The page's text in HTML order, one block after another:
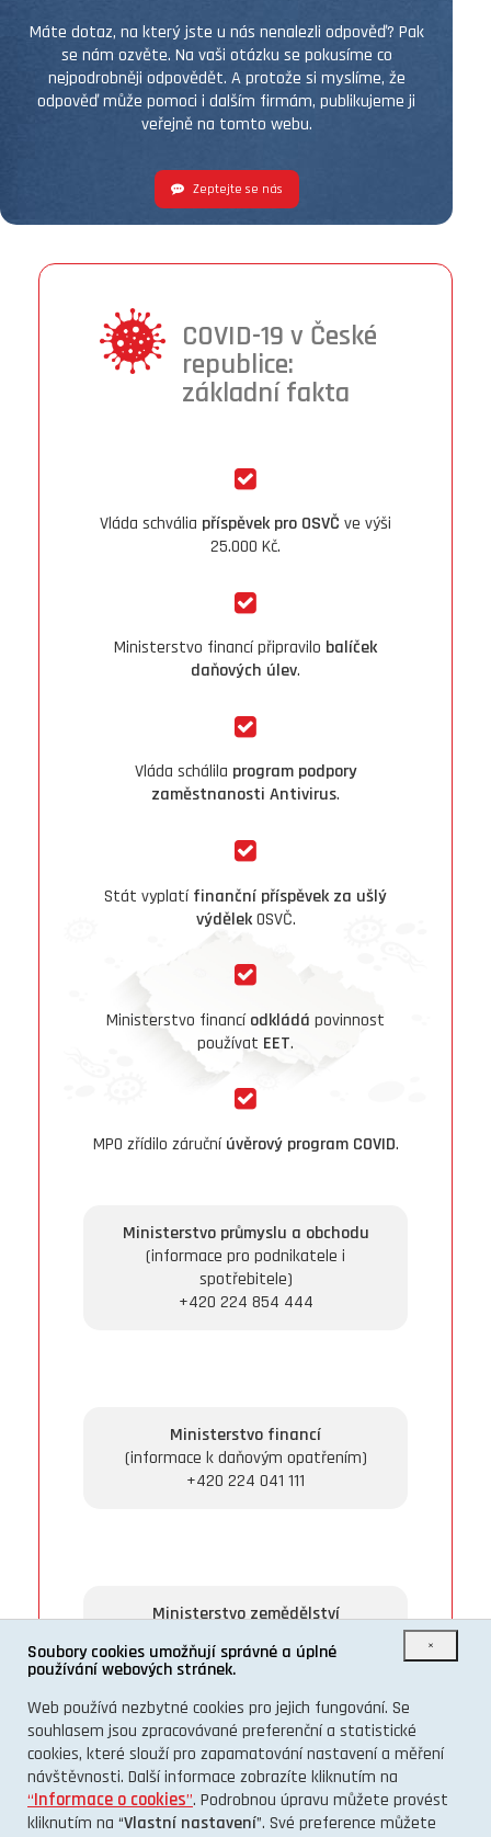
Máte dotaz, na který jste u nás nenalezli odpověď? Pak
se nám ozvěte. Na vaši otázku se pokusíme co
nejpodrobněji odpovědět. A protože si myslíme, že
odpověď může pomoci i dalším firmám, publikujeme ji
veřejně na tomto webu.
Zeptejte se nás
COVID-19 v České
republice:
základní fakta
Vláda schvália příspěvek pro OSVČ ve výši
25.000 Kč.
Ministerstvo financí připravilo balíček
daňových úlev.
Vláda schálila program podpory
zaměstnanosti Antivirus.
Stát vyplatífinanční příspěvek za ušlý
výdělekOSVČ.
Ministerstvo financíodkládá povinnost
používat EET.
MPO zřídilo záručníúvěrový program COVID.
Ministerstvo průmyslu a obchodu
(informace pro podnikatele i
spotřebitele)
+420 224 854 444
Ministerstvo financí
(informace k daňovým opatřením)
+420 224 041 111
Ministerstvo zemědělství
a zahradnické školky)
+420 221 814 595
×
Soubory cookies umožňují správné a úplné
používání webových stránek.
Web používá nezbytné cookies pro jejich fungování. Se
souhlasem jsou zpracovávané preferenční a statistické
cookies, které slouží pro zapamatování nastavení a měření
návštěvnosti. Další informace zobrazíte kliknutím na
“Informace o cookies”. Podrobnou úpravu můžete provést
kliknutím na “Vlastní nastavení”. Své preference můžete